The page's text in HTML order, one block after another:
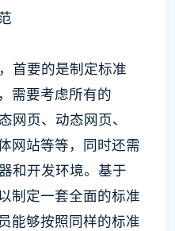
首要的是制定标准
需要考虑所有的
网页、动态网页、
网站等等，同时还需
和开发环境。基于
制定一套全面的标准
能够按照同样的标准